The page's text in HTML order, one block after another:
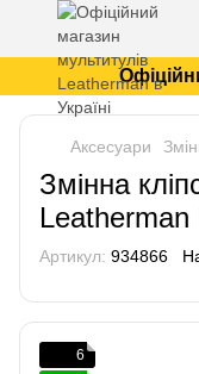
Аксесуари
Змінна
Артикул: 934866
6